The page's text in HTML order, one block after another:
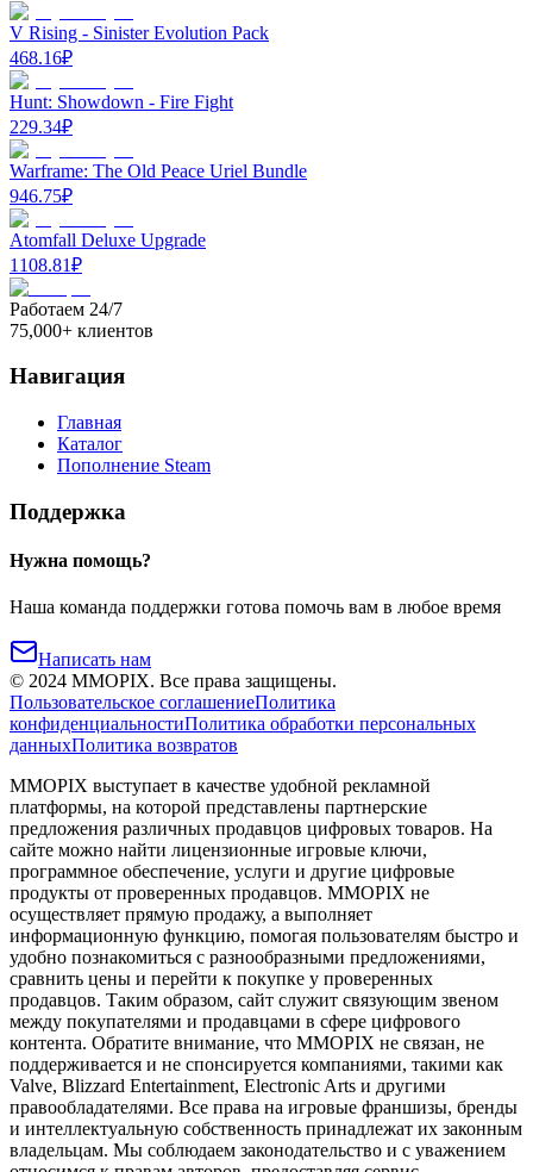
V Rising - Sinister Evolution Pack
468.16₽
Hunt: Showdown - Fire Fight
229.34₽
Warframe: The Old Peace Uriel Bundle
946.75₽
Atomfall Deluxe Upgrade
1108.81₽
Работаем 24/7
75,000+ клиентов
Навигация
Главная
Каталог
Пополнение Steam
Поддержка
Нужна помощь?
Наша команда поддержки готова помочь вам в любое время
Написать нам
© 2024 MMOPIX. Все права защищены.
Пользовательское соглашениеПолитика
конфиденциальностиПолитика обработки персональных
данныхПолитика возвратов
MMOPIX выступает в качестве удобной рекламной
платформы, на которой представлены партнерские
предложения различных продавцов цифровых товаров. На
сайте можно найти лицензионные игровые ключи,
программное обеспечение, услуги и другие цифровые
продукты от проверенных продавцов. MMOPIX не
осуществляет прямую продажу, а выполняет
информационную функцию, помогая пользователям быстро и
удобно познакомиться с разнообразными предложениями,
сравнить цены и перейти к покупке у проверенных
продавцов. Таким образом, сайт служит связующим звеном
между покупателями и продавцами в сфере цифрового
контента. Обратите внимание, что MMOPIX не связан, не
поддерживается и не спонсируется компаниями, такими как
Valve, Blizzard Entertainment, Electronic Arts и другими
правообладателями. Все права на игровые франшизы, бренды
и интеллектуальную собственность принадлежат их законным
владельцам. Мы соблюдаем законодательство и с уважением